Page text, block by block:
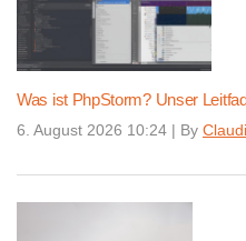
Was ist PhpStorm? Unser
6. August 2026 10:24 | By